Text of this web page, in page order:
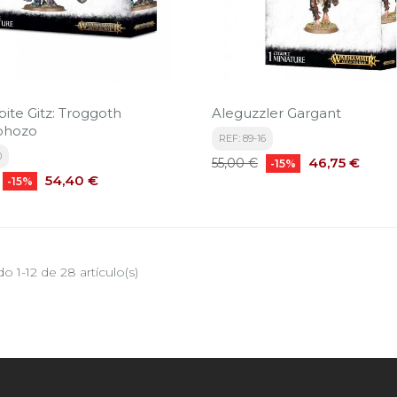
Gitz: Troggoth
-15% Precio
54,40 €
Aleguzzler Gargant
REF: 89-16
Precio
55,00 € -15% Precio
46,75 €
1-12 de 28 artículo(s)